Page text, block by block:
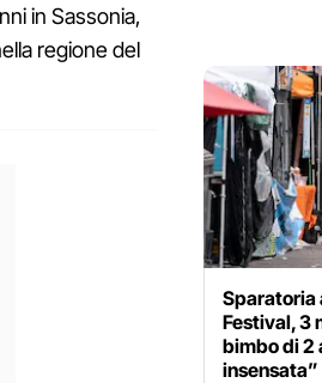
in Sassonia,
regione del
Sparatoria
Festival, 3
bimbo di 2
insensata”